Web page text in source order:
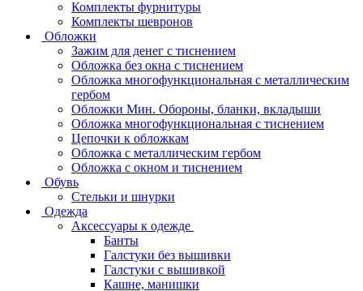
Комплекты фурнитуры
Комплекты шевронов
Обложки
Зажим для денег с тиснением
Обложка без окна с тиснением
Обложка многофункциональная с металлическим
гербом
Обложки Мин. Обороны, бланки, вкладыши
Обложка многофункциональная с тиснением
Цепочки к обложкам
Обложка с металлическим гербом
Обложка с окном и тиснением
Обувь
Стельки и шнурки
Одежда
Аксессуары к одежде
Банты
Галстуки без вышивки
Галстуки с вышивкой
Кашне, манишки